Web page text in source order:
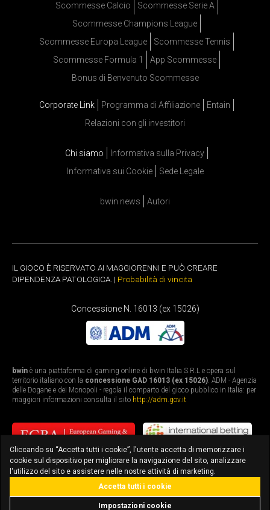
Scommesse Calcio
Scommesse Serie A
Scommesse Champions League
Scommesse Europa League
Scommesse Tennis
Scommesse Formula 1
App Scommesse
Bonus di Benvenuto Scommesse
Corporate Link Programma di Affiliazione
Entain
Relazioni con gli investitori
Chi siamo
Informativa sulla Privacy
Informativa sui Cookie
Sede Legale
bwin news Autori
IL GIOCO È RISERVATO AI MAGGIORENNI E PUÒ CREARE
DIPENDENZA PATOLOGICA. | Probabilità di vincita
Concessione N. 16013 (ex 15026)
bwin è una piattaforma di gaming online di bwin Italia S.R.L e opera sul
territorio italiano con la concessione GAD 16013 (ex 15026). ADM - Agenzia
delle Dogane e dei Monopoli - regola il comparto del gioco pubblico in Italia: per
maggiori informazioni consulta il sito http://adm.gov.it
bonus fino a 3.010€ scarica l'app
Cliccando su “Accetta tutti i cookie”, l'utente accetta di memorizzare i
cookie sul dispositivo per migliorare la navigazione del sito, analizzare
l'utilizzo del sito e assistere nelle nostre attività di marketing.
Impostazioni cookie
Accetta tutti i cookie